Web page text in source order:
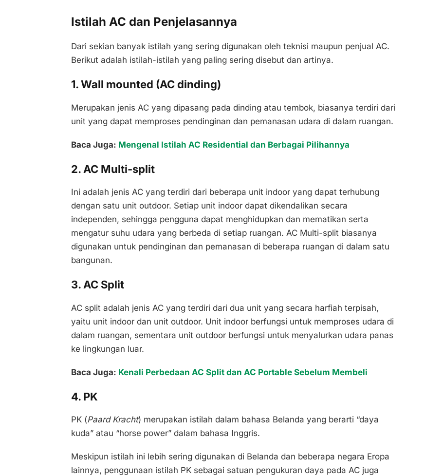
Istilah AC dan Penjelasannya
Dari sekian banyak istilah yang sering digunakan oleh teknisi maupun penjual AC.
Berikut adalah istilah-istilah yang paling sering disebut dan artinya.
1. Wall mounted (AC dinding)
Merupakan jenis AC yang dipasang pada dinding atau tembok, biasanya terdiri dari
unit yang dapat memproses pendinginan dan pemanasan udara di dalam ruangan.
Baca Juga: Mengenal Istilah AC Residential dan Berbagai Pilihannya
2. AC Multi-split
Ini adalah jenis AC yang terdiri dari beberapa unit indoor yang dapat terhubung
dengan satu unit outdoor. Setiap unit indoor dapat dikendalikan secara
independen, sehingga pengguna dapat menghidupkan dan mematikan serta
mengatur suhu udara yang berbeda di setiap ruangan. AC Multi-split biasanya
digunakan untuk pendinginan dan pemanasan di beberapa ruangan di dalam satu
bangunan.
3. AC Split
AC split adalah jenis AC yang terdiri dari dua unit yang secara harfiah terpisah,
yaitu unit indoor dan unit outdoor. Unit indoor berfungsi untuk memproses udara di
dalam ruangan, sementara unit outdoor berfungsi untuk menyalurkan udara panas
ke lingkungan luar.
Baca Juga: Kenali Perbedaan AC Split dan AC Portable Sebelum Membeli
4. PK
PK (Paard Kracht) merupakan istilah dalam bahasa Belanda yang berarti “daya
kuda” atau “horse power” dalam bahasa Inggris.
Meskipun istilah ini lebih sering digunakan di Belanda dan beberapa negara Eropa
lainnya, penggunaan istilah PK sebagai satuan pengukuran daya pada AC juga